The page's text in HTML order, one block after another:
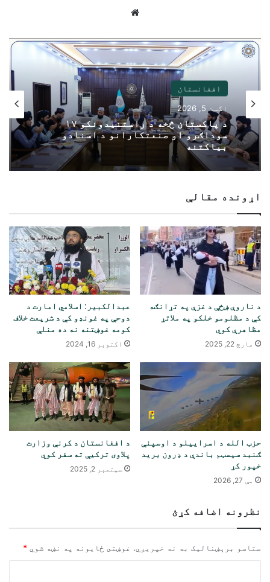
افغانستان
اگست 5, 2026
د پاکستان څخه د راستنیدونکو ۱۷
سوداګرو او صنعتکارانو د اسنادو
بیاکتنه
اړونده مقالې
د ناروې ښځې د غزې په تړانګه
کې د مظلومو خلکو په ملاتړ
مظاهرې کوي
مارچ 22, 2025
عبدالکبیر: اسلامي امارت د
دوحې په غونډو کې د شریعت خلاف
کومه غوښتنه نه ده منلې
اکتوبر 16, 2024
حزب الله د اسراییلو د اوسپنې
ګنبد سیسټم باندې د ډرون برید
خپور کړ
مې 27, 2026
د افغانستان د کرنې وزارت
پلاوی ترکیې ته سفر کوي
سپتمبر 2, 2025
نظرونه اضافه کړئ
ستاسو برېښناليک به نه خپريږي. غوښتى ځایونه په نښه شوي *